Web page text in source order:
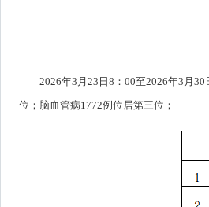
2026年3月23日8：00至2026年3月
位；脑血管病1772例位居第三位；